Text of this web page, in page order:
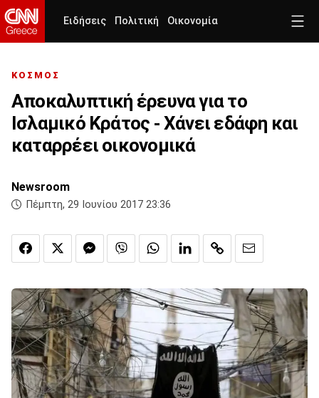
Ειδήσεις Πολιτική Οικονομία
ΚΟΣΜΟΣ
Αποκαλυπτική έρευνα για το
Ισλαμικό Κράτος - Χάνει εδάφη και
καταρρέει οικονομικά
Newsroom
Πέμπτη, 29 Ιουνίου 2017 23:36